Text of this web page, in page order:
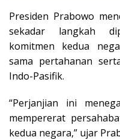
Presiden Prabowo
sekadar langkah
komitmen kedua
sama pertahanan
Indo-Pasifik.
“Perjanjian ini
mempererat
kedua negara,” ujar